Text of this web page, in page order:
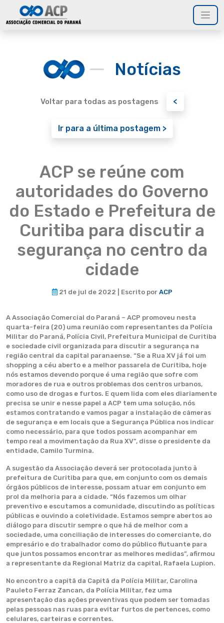
Notícias
Voltar para todas as postagens <
Ir para a última postagem >
ACP se reúne com
autoridades do Governo
do Estado e Prefeitura de
Curitiba para discutir a
segurança no centro da
cidade
21 de jul de 2022 | Escrito por ACP
A Associação Comercial do Paraná – ACP promoveu nesta
quarta-feira (20) uma reunião com representantes da Polícia
Militar do Paraná, Polícia Civil, Prefeitura Municipal de Curitiba
e sociedade civil organizada para discutir a segurança na
região central da capital paranaense. “Se a Rua XV já foi um
shopping a céu aberto e a melhor passarela de Curitiba, hoje
nós estamos devendo porque é uma região que sofre com
moradores de rua e outros problemas dos centros urbanos,
como uso de drogas e furtos. E quem lida com eles diariamente
precisa se unir e nesse papel a ACP tem uma solução, nós
estamos contratando e vamos pagar a instalação de câmeras
de segurança e em locais que a Segurança Pública nos indicar
como necessário, para que todos possam acompanhar em
tempo real a movimentação da Rua XV”, disse o presidente da
entidade, Camilo Turmina.
A sugestão da Associação deverá ser protocolada junto à
prefeitura de Curitiba para que, em conjunto com os demais
órgãos públicos de interesse, possam atuar em conjunto em
prol da melhoria para a cidade. “Nós fazemos um olhar
preventivo e escutamos a comunidade, discutindo as políticas
públicas e ouvindo a coletividade. Estamos sempre abertos ao
diálogo para discutir sempre o que há de melhor com a
sociedade, uma conciliação de interesses do comerciante, do
empresário e do trabalhador como do público flutuante para
que juntos possamos encontrar as melhores medidas”, afirmou
a representante da Regional Matriz da capital, Rafaela Lupion.
No encontro a capitã da Capitã da Polícia Militar, Carolina
Pauleto Ferraz Zancan, da Polícia Militar, fez uma
apresentação das ações preventivas que podem ser tomadas
pelas pessoas nas ruas para evitar furtos de pertences, como
celulares, carteiras e correntes.